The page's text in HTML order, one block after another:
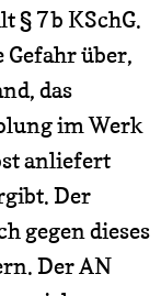
§ 7b KSchG.
über,
das
im Werk
anliefert
Der
gegen dieses
Der AN